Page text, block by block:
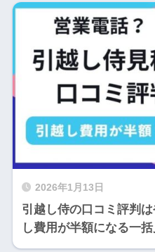
2026年1月13日
引越し侍の口コミ評判
し費用が半額になる一